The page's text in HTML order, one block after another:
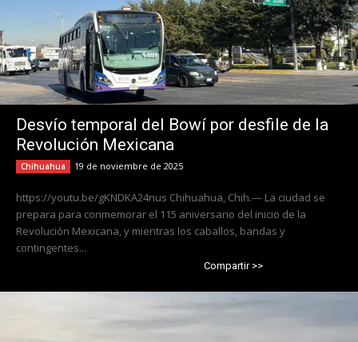
Desvío temporal del Bowí por desfile de la
Revolución Mexicana
Chihuahua 19 de noviembre de 2025
https://youtu.be/gKNDKA24nus Chihuahua, Chih.— La ciudad se
prepara para conmemorar el 115 aniversario del inicio de la
Revolución Mexicana, y mientras los caballos, bandas y
contingentes...
Compartir >>